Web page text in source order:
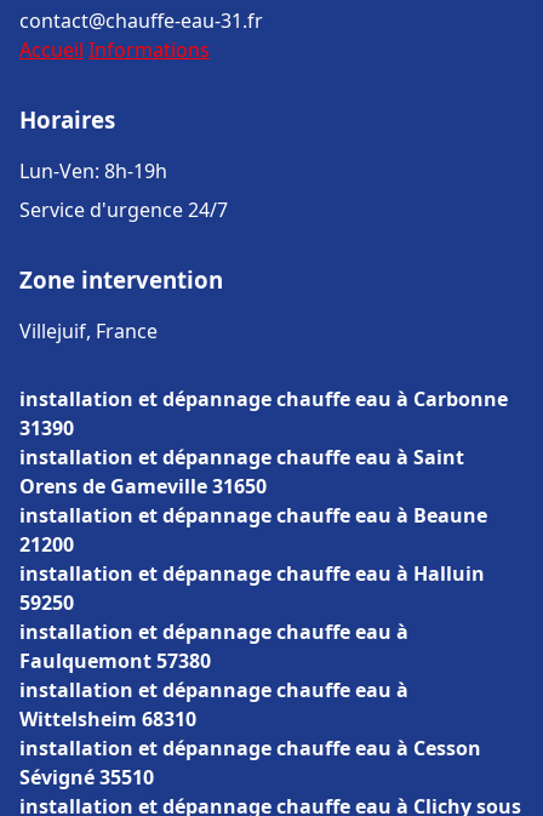
contact@chauffe-eau-31.fr
Accueil Informations
Horaires
Lun-Ven: 8h-19h
Service d'urgence 24/7
Zone intervention
Villejuif, France
installation et dépannage chauffe eau à Carbonne
31390
installation et dépannage chauffe eau à Saint
Orens de Gameville 31650
installation et dépannage chauffe eau à Beaune
21200
installation et dépannage chauffe eau à Halluin
59250
installation et dépannage chauffe eau à
Faulquemont 57380
installation et dépannage chauffe eau à
Wittelsheim 68310
installation et dépannage chauffe eau à Cesson
Sévigné 35510
installation et dépannage chauffe eau à Clichy sous